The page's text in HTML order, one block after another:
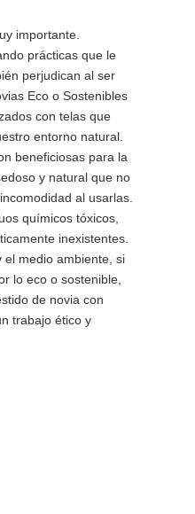
importante.
prácticas que le
perjudican al ser
Eco o Sostenibles
con telas que
entorno natural.
beneficiosas para la
y natural que no
al usarlas.
químicos tóxicos,
inexistentes.
el medio ambiente, si
lo eco o sostenible,
de novia con
trabajo ético y